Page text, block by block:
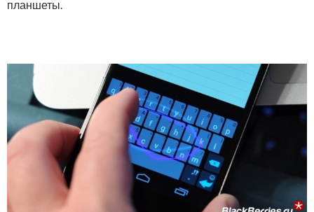
планшеты.